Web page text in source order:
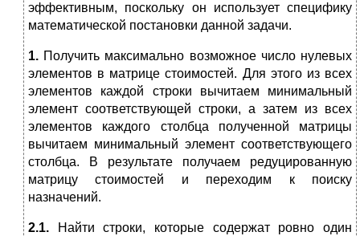
эффективным, поскольку он использует специфику
математической постановки данной задачи.
1. Получить максимально возможное число нулевых
элементов в матрице стоимостей. Для этого из всех
элементов каждой строки вычитаем минимальный
элемент соответствующей строки, а затем из всех
элементов каждого столбца полученной матрицы
вычитаем минимальный элемент соответствующего
столбца. В результате получаем редуцированную
матрицу стоимостей и переходим к поиску
назначений.
2.1. Найти строки, которые содержат ровно один